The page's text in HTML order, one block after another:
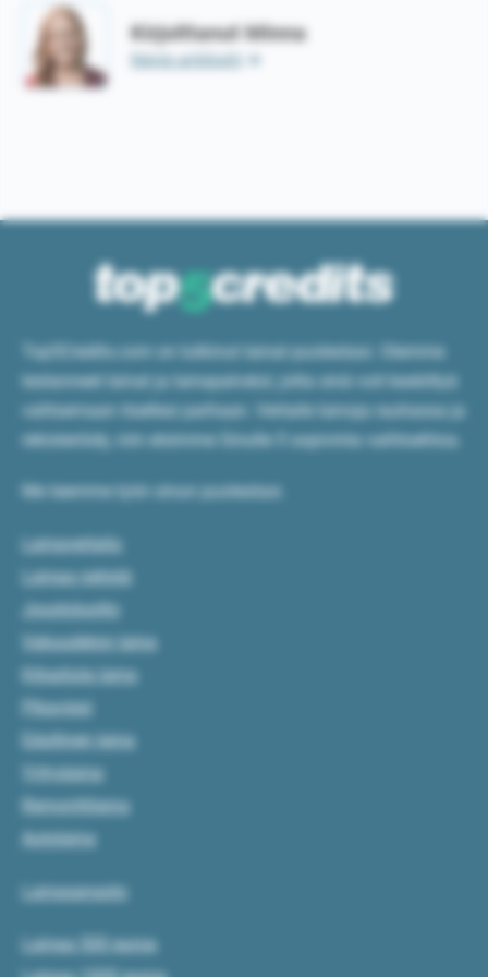
Kirjoittanut Minna
Näytä artikkelit
Top5Credits.com on tutkinut lainat puolestasi. Olemme
testanneet lainat ja lainapalvelut, jotta sinä voit keskittyä
valitsemaan itsellesi parhaan. Vertaile lainoja rauhassa ja
rekisteröidy, niin etsimme Sinulle 5 sopivinta vaihtoehtoa.
Me teemme työn sinun puolestasi.
Lainavertailu
Lainaa netistä
Joustoluotto
Vakuudeton laina
Kilpailuta laina
Pikavippi
Edullinen laina
Yrityslaina
Remonttilaina
Autolaina
Lainasanasto
Lainaa 500 euroa